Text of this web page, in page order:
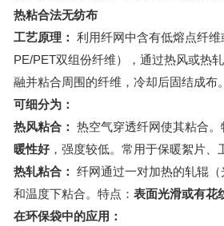
热粘合法无纺布
工艺原理： 利用纤网中含有低熔点纤维
PE/PET双组份纤维），通过热风或热
融并粘合周围的纤维，冷却后固结成布。
可细分为：
热风粘合： 热空气穿透纤网使其粘合。
暖性好，强度较低。常用于保暖絮片、
热轧粘合： 纤网通过一对加热的轧辊
和温度下粘合。特点： 表面光滑或有花
在环保袋中的应用：